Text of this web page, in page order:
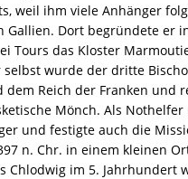
weil ihm viele Anhänger
Dort begründete er
Tours das Kloster
wurde der dritte
dem Reich der Franken und
Mönch. Als
und festigte auch die
n. Chr. in einem kleinen
Chlodwig im 5. Jahrhundert